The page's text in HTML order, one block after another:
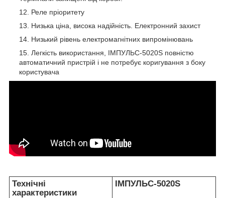
Реле пріоритету
Низька ціна, висока надійність. Електронний захист
Низький рівень електромагнітних випромінювань
Легкість використання, ІМПУЛЬС-5020S повністю
автоматичний пристрій і не потребує коригування з боку
користувача
Технічні
характеристики
ІМПУЛЬС-5020S